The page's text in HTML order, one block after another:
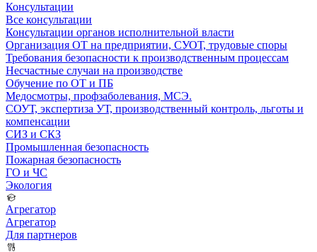
Консультации
Все консультации
Консультации органов исполнительной власти
Организация ОТ на предприятии, СУОТ, трудовые споры
Требования безопасности к производственным процессам
Несчастные случаи на производстве
Обучение по ОТ и ПБ
Медосмотры, профзаболевания, МСЭ.
СОУТ, экспертиза УТ, производственный контроль, льготы и
компенсации
СИЗ и СКЗ
Промышленная безопасность
Пожарная безопасность
ГО и ЧС
Экология
Агрегатор
Агрегатор
Для партнеров